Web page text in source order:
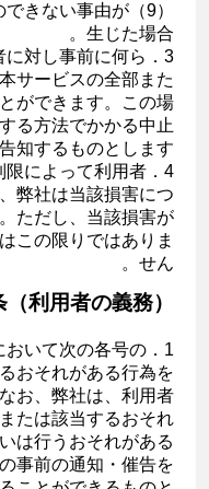
できない事由が
生じた場合。
に対し事前に何ら
サービスの全部また
ができます。この場
る方法でかかる中止
知するものとします。
限によって利用者
弊社は当該損害につ
ただし、当該損害が
この限りではありま
せん。
利用者の義務）
おいて次の各号の
おそれがある行為を
お、弊社は、利用者
たは該当するおそれ
は行うおそれがある
事前の通知・催告を